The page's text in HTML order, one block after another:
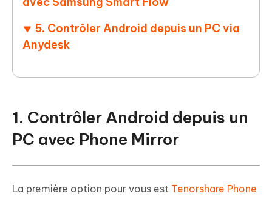
5. Contrôler Android depuis un PC via
Anydesk
1. Contrôler Android depuis un
PC avec Phone Mirror
La première option pour vous est Tenorshare Phone